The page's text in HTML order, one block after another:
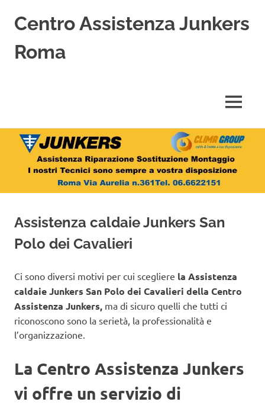
Salta
contenuto
Centro Assistenza Junkers
Roma
Riparazione,
Sostituzione,
Installazione
di
Junkers
Roma
MENU
Assistenza caldaie Junkers San
Polo dei Cavalieri
Ci sono diversi motivi per cui scegliere la Assistenza
caldaie Junkers San Polo dei Cavalieri della Centro
Assistenza Junkers, ma di sicuro quelli che tutti ci
riconoscono sono la serietà, la professionalità e
l’organizzazione.
La Centro Assistenza Junkers
vi offre un servizio di